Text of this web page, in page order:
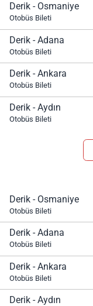
Derik - Osmaniye
Otobüs Bileti
Derik - Adana
Otobüs Bileti
Derik - Ankara
Otobüs Bileti
Derik - Aydın
Otobüs Bileti
Derik - Osmaniye
Otobüs Bileti
Derik - Adana
Otobüs Bileti
Derik - Ankara
Otobüs Bileti
Derik - Aydın